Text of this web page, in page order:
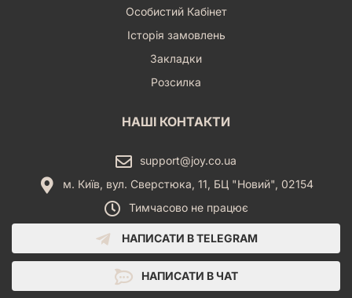
Особистий Кабінет
Історія замовлень
Закладки
Розсилка
НАШІ КОНТАКТИ
support@joy.co.ua
м. Київ, вул. Сверстюка, 11, БЦ "Новий", 02154
Тимчасово не працює
НАПИСАТИ В TELEGRAM
НАПИСАТИ В ЧАТ